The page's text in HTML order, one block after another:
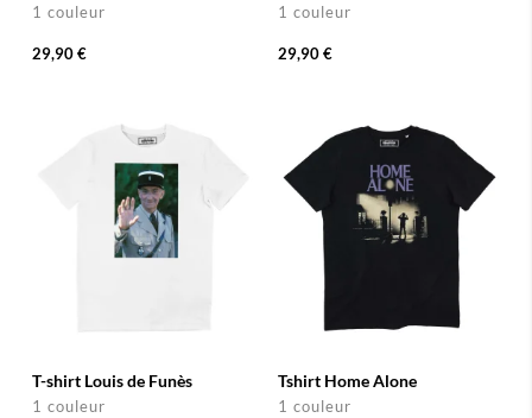
1 couleur
29,90 €
1 couleur
29,90 €
T-shirt Louis de Funès
1 couleur
Tshirt Home Alone
1 couleur